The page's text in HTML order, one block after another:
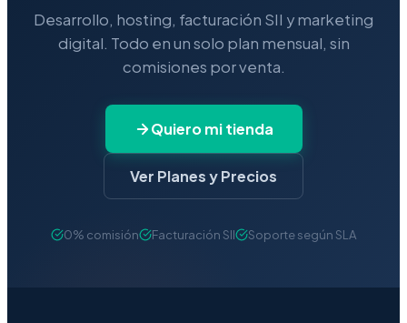
Desarrollo, hosting, facturación SII y marketing
digital. Todo en un solo plan mensual, sin
comisiones por venta.
Quiero mi tienda
Ver Planes y Precios
0% comisión Facturación SII Soporte según SLA